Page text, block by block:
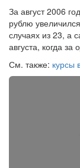
За август 2006
рублю
случаях из 23, а
августа, когда
См. также: курсы